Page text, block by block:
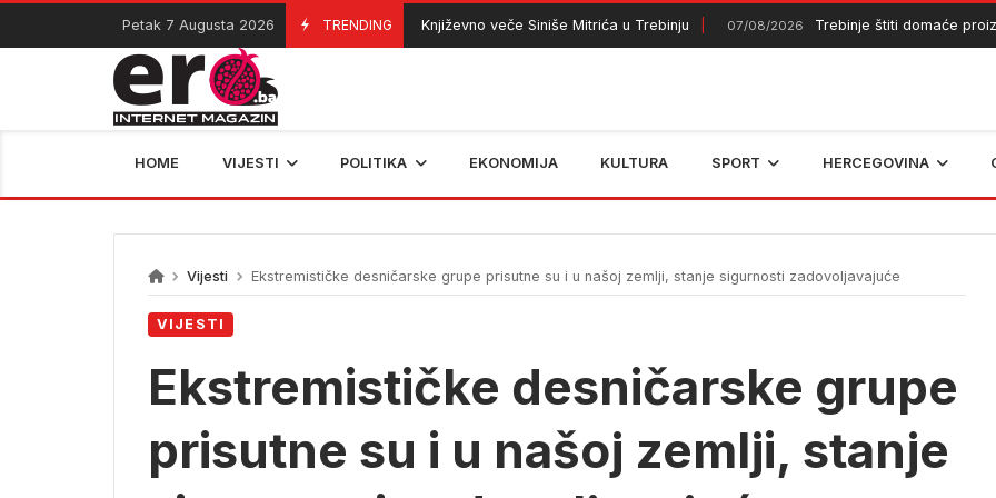
Skip
content
Petak 7 Augusta 2026 TRENDING
07/08/2026 Književno veče Siniše Mitrića u Trebinju 07/08/2026 Trebinje štiti domaće
HOME VIJESTI POLITIKA EKONOMIJA KULTURA SPORT HERCEGOVINA
Vijesti Ekstremističke desničarske grupe prisutne su i u našoj zemlji, stanje sigurnosti zadovoljavajuće
VIJESTI
Ekstremističke desničarske grupe
prisutne su i u našoj zemlji, stanje